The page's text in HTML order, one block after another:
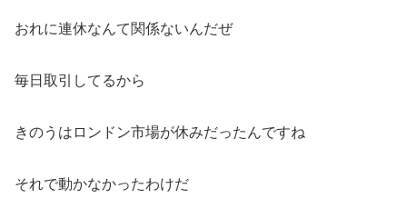
おれに連休なんて関係ないんだぜ
毎日取引してるから
きのうはロンドン市場が休みだったんですね
それで動かなかったわけだ